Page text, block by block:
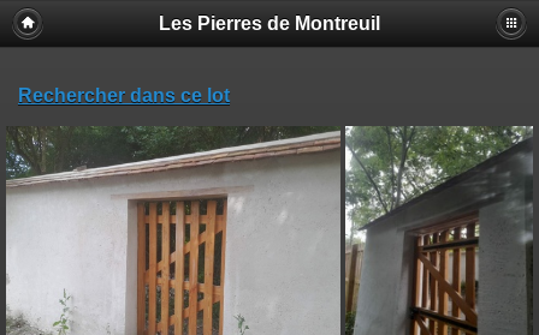
Les Pierres de Montreuil
Rechercher dans ce lot